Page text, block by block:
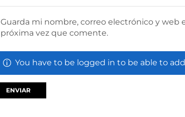
Guarda mi nombre, correo electrónico y web
próxima vez que comente.
You have to be logged in to be able to